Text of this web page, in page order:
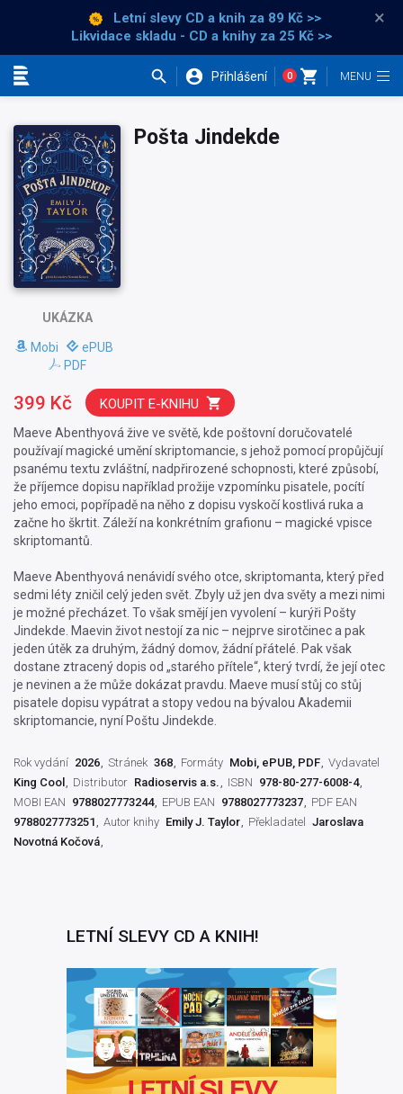
Letní slevy CD a knih za 89 Kč >>
Likvidace skladu - CD a knihy za 25 Kč >>
×
Přihlášení 0
UKÁZKA
Mobi
ePUB
PDF
Pošta Jindekde
Maeve Abenthyová žive ve světě, kde poštovní doručovatelé
používají magické umění skriptomancie, s jehož pomocí propůjčují
psanému textu zvláštní, nadpřirozené schopnosti, které způsobí,
že příjemce dopisu například prožije vzpomínku pisatele, pocítí
jeho emoci, popřípadě na něho z dopisu vyskočí kostlivá ruka a
začne ho škrtit. Záleží na konkrétním grafionu – magické vpisce
skriptomantů.
Maeve Abenthyová nenávidí svého otce, skriptomanta, který před
sedmi léty zničil celý jeden svět. Zbyly už jen dva světy a mezi nimi
je možné přecházet. To však smějí jen vyvolení – kurýři Pošty
Jindekde. Maevin život nestojí za nic – nejprve sirotčinec a pak
jeden útěk za druhým, žádný domov, žádní přátelé. Pak však
dostane ztracený dopis od „starého přítele“, který tvrdí, že její otec
je nevinen a že může dokázat pravdu. Maeve musí stůj co stůj
pisatele dopisu vypátrat a stopy vedou na bývalou Akademii
skriptomancie, nyní Poštu Jindekde.
399 Kč KOUPIT E-KNIHU
Rok vydání 2026 Stránek 368 Formáty Mobi, ePUB, PDF Vydavatel
King Cool
Distributor Radioservis a.s. ISBN 978-80-277-6008-4
MOBI EAN 9788027773244 EPUB EAN 9788027773237
PDF EAN
9788027773251
Autor knihy Emily J. Taylor Překladatel
Jaroslava
Novotná Kočová
LETNÍ SLEVY CD A KNIH!